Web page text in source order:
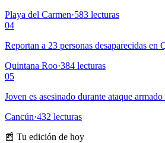
Playa del Carmen·583 lecturas
04
Reportan a 23 personas desaparecidas en
Quintana Roo·384 lecturas
05
Joven es asesinado durante ataque
Cancún·432 lecturas
📰 Tu edición de hoy